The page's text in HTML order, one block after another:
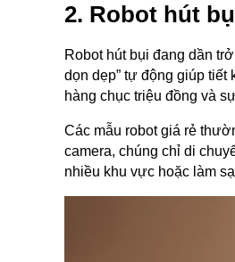
2. Robot hút
Robot hút bụi đang dần
dọn dẹp” tự động giúp
hàng chục triệu đồng và
Các mẫu robot giá rẻ
camera, chúng chỉ di
nhiều khu vực hoặc làm